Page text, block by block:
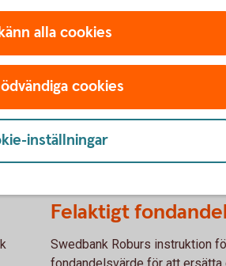
Genomförda utdelningar i
Datum för tidigare
Robur
Felaktigt
Swedbank Roburs instruktion
alla cookies
cookies
inställningar